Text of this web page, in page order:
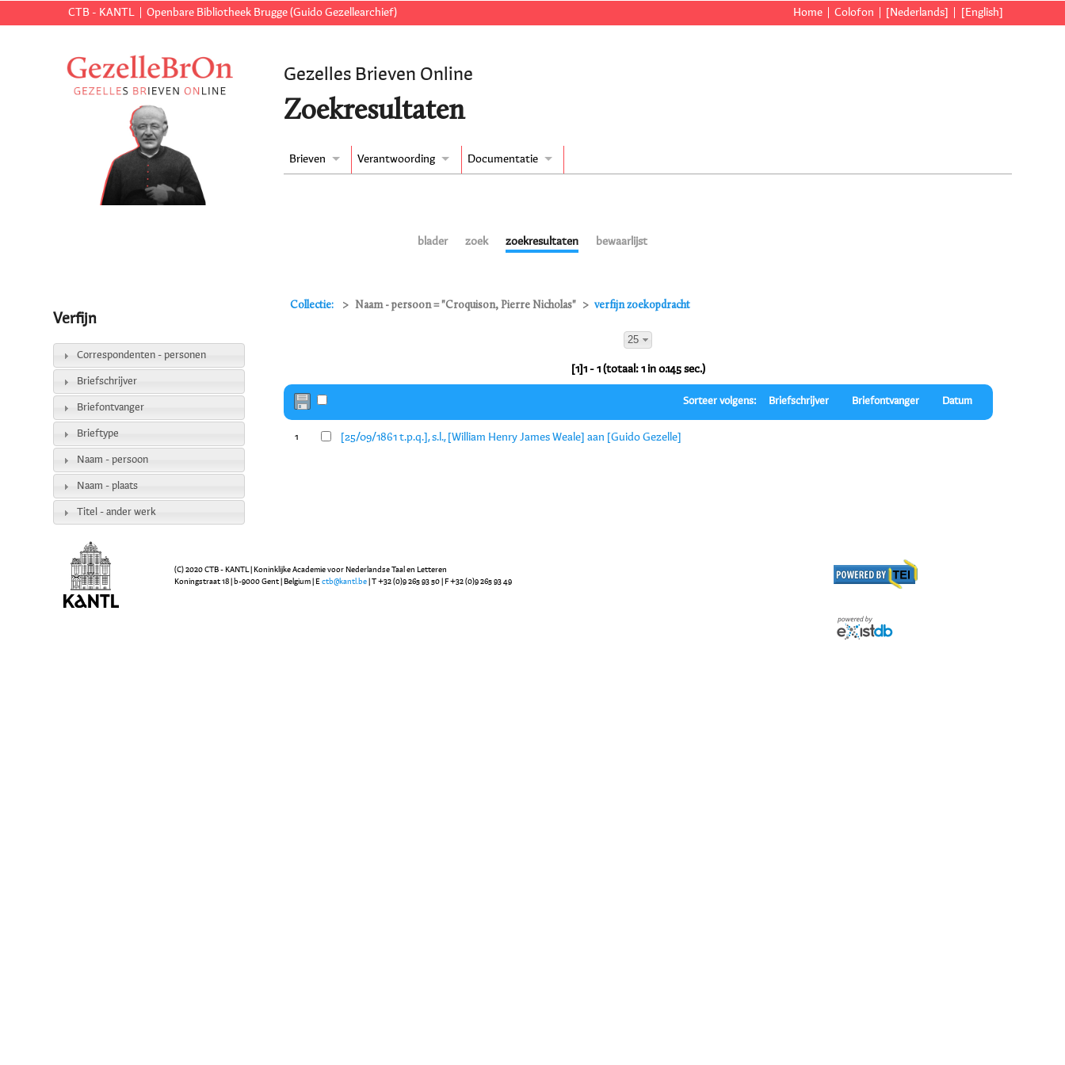
CTB - KANTL Openbare Bibliotheek Brugge (Guido Gezellearchief) Home Colofon [Nederlands] [English]
Gezelles Brieven Online
Zoekresultaten
Brieven Verantwoording Documentatie
blader zoek zoekresultaten bewaarlijst
Collectie: Naam - persoon = "Croquison, Pierre Nicholas" verfijn zoekopdracht
25
[1]1 - 1 (totaal: 1 in 0.145 sec.)
Sorteer volgens: Briefschrijver Briefontvanger Datum
1 [25/09/1861 t.p.q.], s.l., [William Henry James Weale] aan [Guido Gezelle]
Verfijn
Correspondenten - personen
Briefschrijver
Briefontvanger
Brieftype
Naam - persoon
Naam - plaats
Titel - ander werk
(C) 2020 CTB - KANTL | Koninklijke Academie voor Nederlandse Taal en Letteren
Koningstraat 18 | b-9000 Gent | Belgium | Ectb@kantl.be | T +32 (0)9 265 93 50 | F +32 (0)9 265 93 49